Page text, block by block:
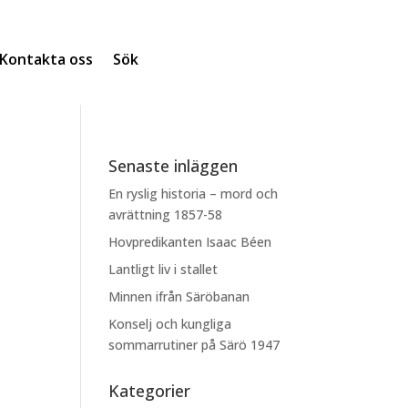
oss Sök
Senaste inläggen
En ryslig historia – mord och
avrättning 1857-58
Hovpredikanten Isaac Béen
Lantligt liv i stallet
Minnen ifrån Säröbanan
Konselj och kungliga
sommarrutiner på Särö 1947
Kategorier